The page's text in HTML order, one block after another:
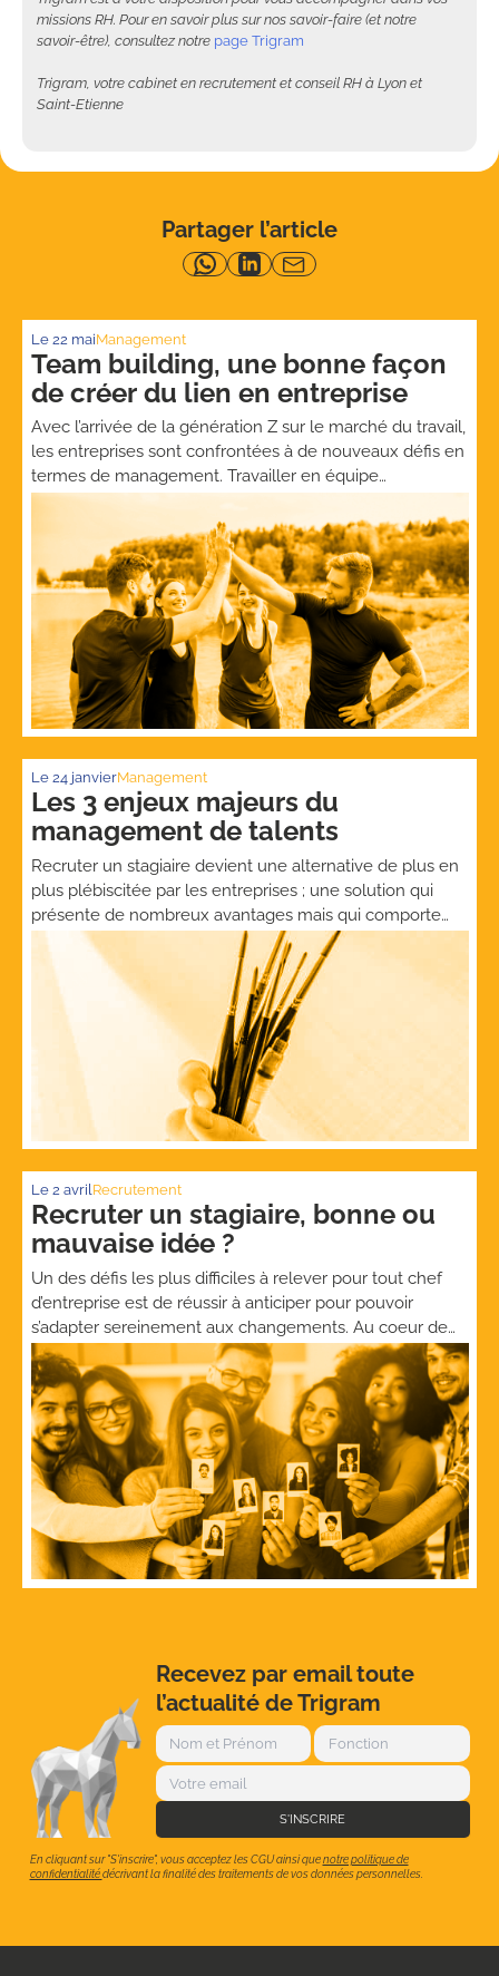
missions RH. Pour en savoir plus sur nos savoir-faire (et notre
savoir-être), consultez notre page Trigram
Trigram, votre cabinet en recrutement et conseil RH à Lyon et
Saint-Etienne
Partager l’article
Le 22 maiManagement
Team building, une bonne façon
de créer du lien en entreprise
Avec l’arrivée de la génération Z sur le marché du travail,
les entreprises sont confrontées à de nouveaux défis en
termes de management. Travailler en équipe
multigénérationnelle n’est pas une nouveauté. En
revanche, la différence entre les générations s’est
amplifiée ces dernières décennies, avec des aspirations
et des visions très contrastées. Les entreprises doivent
s’adapter […]
Le 24 janvierManagement
Les 3 enjeux majeurs du
management de talents
Recruter un stagiaire devient une alternative de plus en
plus plébiscitée par les entreprises ; une solution qui
présente de nombreux avantages mais qui comporte
aussi des obligations et des points de vigilance. Voici
quelques-uns des principaux éléments à considérer
avant de vous engager. Recruter un stagiaire, rappel des
fondamentaux Tout d’abord, les stages sont […]
Le 2 avrilRecrutement
Recruter un stagiaire, bonne ou
mauvaise idée ?
Un des défis les plus difficiles à relever pour tout chef
d’entreprise est de réussir à anticiper pour pouvoir
s’adapter sereinement aux changements. Au coeur de
cette dynamique proactive se trouve la gestion des
ressources humaines. Or, l’une des pratiques clés pour
réussir ce challenge est de réaliser un diagnostic RH.
Dans cet article, nous […]
Recevez par email toute
l’actualité de Trigram
S'INSCRIRE
En cliquant sur "S'inscrire", vous acceptez les CGU ainsi quenotre politique de
confidentialitédécrivant la finalité des traitements de vos données personnelles.